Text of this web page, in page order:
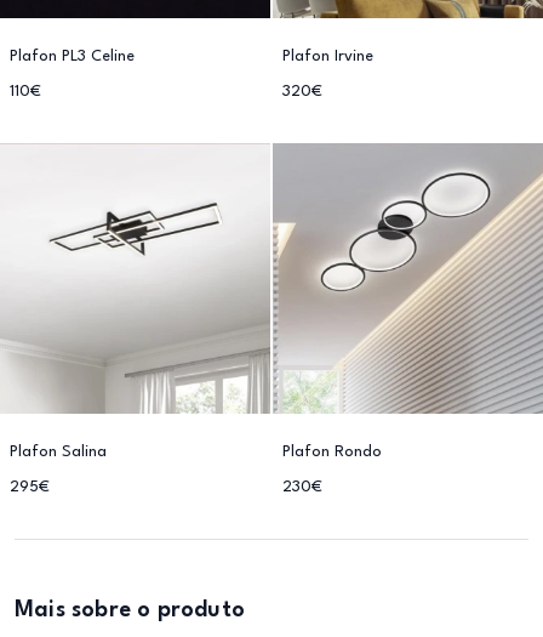
Plafon PL3 Celine
110€
Plafon Irvine
320€
Plafon Salina
295€
Plafon Rondo
230€
Mais sobre o produto